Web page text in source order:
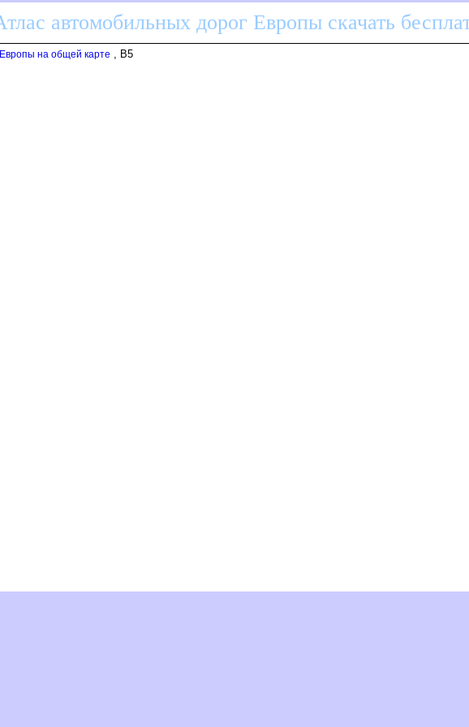
автомобильных дорог Европы скачать
на общей карте , B5